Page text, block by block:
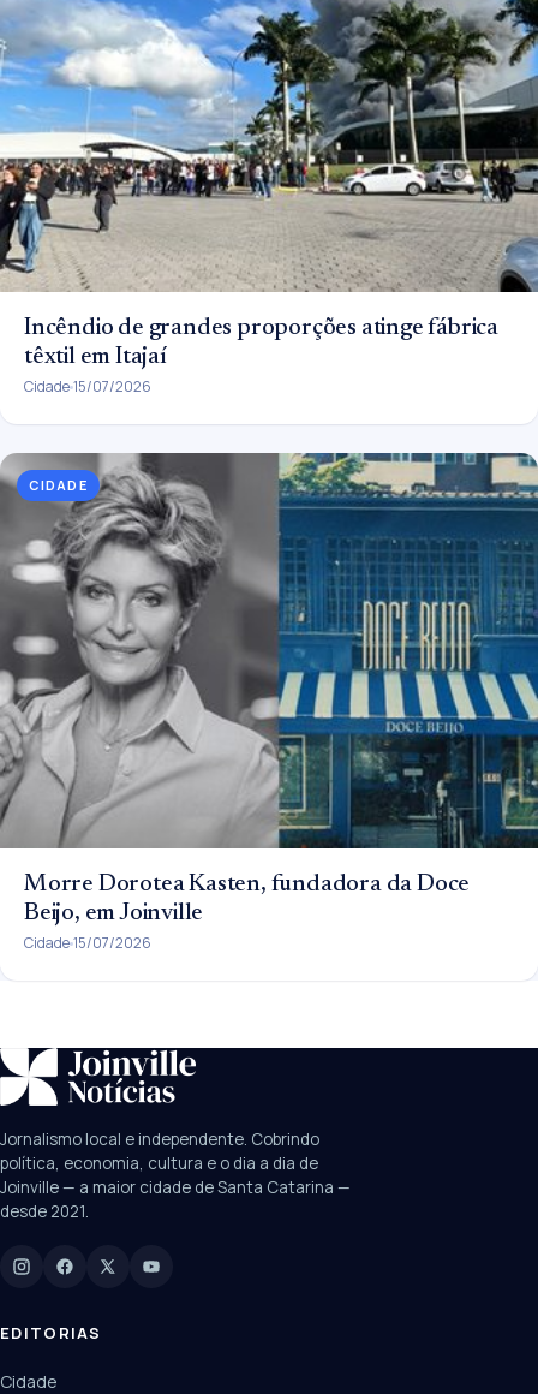
Incêndio de grandes proporções atinge fábrica
têxtil em Itajaí
Cidade15/07/2026
CIDADE
Morre Dorotea Kasten, fundadora da Doce
Beijo, em Joinville
Cidade15/07/2026
SUGESTÕES: JEC
Câmara
UPA Sul
Manchetes, colunistas e editorias do JN
Jornalismo local e independente. Cobrindo
política, economia, cultura e o dia a dia de
Joinville — a maior cidade de Santa Catarina —
desde 2021.
EDITORIAS
Cidade